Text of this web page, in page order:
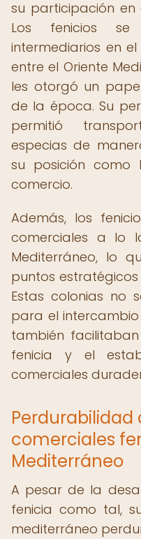
su participación en
Los fenicios
intermediarios en
entre el Oriente
les otorgó un
de la época. Su
permitió
especias de
su posición como
comercio.
Además, los
comerciales a lo
Mediterráneo, lo
puntos
Estas colonias no
para el
también
fenicia y el
comerciales
Perdurabilidad
comerciales
Mediterráneo
A pesar de la
fenicia como tal,
mediterráneo